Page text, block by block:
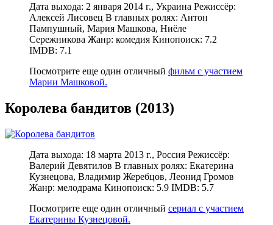
Дата выхода: 2 января 2014 г., Украина Режиссёр:
Алексей Лисовец В главных ролях: Антон
Пампушный, Мария Машкова, Ниёле
Сережникова Жанр: комедия Кинопоиск: 7.2
IMDB: 7.1
Посмотрите еще один отличный фильм с участием
Марии Машковой.
Королева бандитов (2013)
Дата выхода: 18 марта 2013 г., Россия Режиссёр:
Валерий Девятилов В главных ролях: Екатерина
Кузнецова, Владимир Жеребцов, Леонид Громов
Жанр: мелодрама Кинопоиск: 5.9 IMDB: 5.7
Посмотрите еще один отличный сериал с участием
Екатерины Кузнецовой.